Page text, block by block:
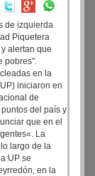
de izquierda
Piquetera
alertan que
pobres".
en la
iniciaron en
de
del país y
que en el
La
largo de la
UP se
en la